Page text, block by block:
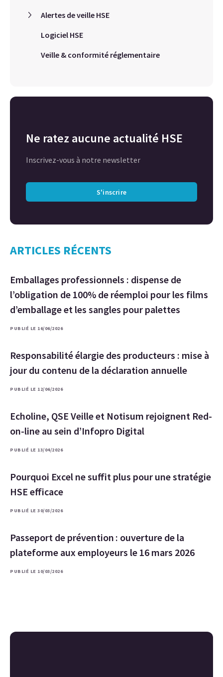
Alertes de veille HSE
Logiciel HSE
Veille & conformité réglementaire
Ne ratez aucune actualité HSE
Inscrivez-vous à notre newsletter
S'inscrire
ARTICLES RÉCENTS
Emballages professionnels : dispense de
l’obligation de 100% de réemploi pour les films
d’emballage et les sangles pour palettes
PUBLIÉ LE 16/06/2026
Responsabilité élargie des producteurs : mise à
jour du contenu de la déclaration annuelle
PUBLIÉ LE 12/06/2026
Echoline, QSE Veille et Notisum rejoignent Red-
on-line au sein d’Infopro Digital
PUBLIÉ LE 13/04/2026
Pourquoi Excel ne suffit plus pour une stratégie
HSE efficace
PUBLIÉ LE 30/03/2026
Passeport de prévention : ouverture de la
plateforme aux employeurs le 16 mars 2026
PUBLIÉ LE 10/03/2026